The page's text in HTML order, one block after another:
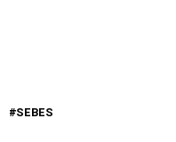
SEBES